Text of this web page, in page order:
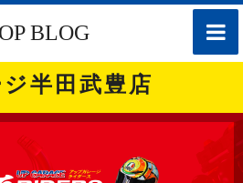
toggle
BLOG
半田武豊店